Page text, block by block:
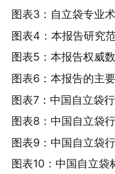
图表3：自立袋专业
图表4：本报告研究
图表5：本报告权威
图表6：本报告的主
图表7：中国自立袋
图表8：中国自立袋
图表9：中国自立袋
图表10：中国自立袋